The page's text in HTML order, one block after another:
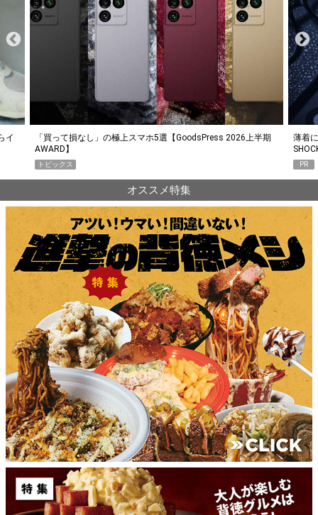
イ
「買って損なし」の極上スマホ5選【GoodsPress 2026上半期
AWARD】
トピックス
薄着
PR
オススメ特集